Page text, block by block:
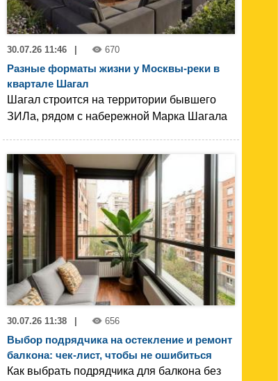
30.07.26 11:46 | 670
Разные форматы жизни у Москвы-реки в
квартале Шагал
Шагал строится на территории бывшего
ЗИЛа, рядом с набережной Марка Шагала
30.07.26 11:38 656
Выбор подрядчика на остекление и ремонт
балкона: чек-лист, чтобы не ошибиться
Как выбрать подрядчика для балкона без